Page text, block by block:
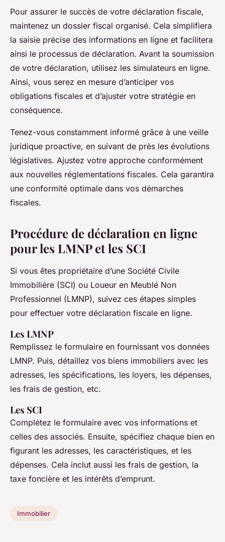
Pour assurer le succès de votre déclaration fiscale,
maintenez un dossier fiscal organisé. Cela simplifiera
la saisie précise des informations en ligne et facilitera
ainsi le processus de déclaration. Avant la soumission
de votre déclaration, utilisez les simulateurs en ligne.
Ainsi, vous serez en mesure d’anticiper vos
obligations fiscales et d’ajuster votre stratégie en
conséquence.
Tenez-vous constamment informé grâce à une veille
juridique proactive, en suivant de près les évolutions
législatives. Ajustez votre approche conformément
aux nouvelles réglementations fiscales. Cela garantira
une conformité optimale dans vos démarches
fiscales.
Procédure de déclaration en ligne
pour les LMNP et les SCI
Si vous êtes propriétaire d’une Société Civile
Immobilière (SCI) ou Loueur en Meublé Non
Professionnel (LMNP), suivez ces étapes simples
pour effectuer votre déclaration fiscale en ligne.
Les LMNP
Remplissez le formulaire en fournissant vos données
LMNP. Puis, détaillez vos biens immobiliers avec les
adresses, les spécifications, les loyers, les dépenses,
les frais de gestion, etc.
Les SCI
Complétez le formulaire avec vos informations et
celles des associés. Ensuite, spécifiez chaque bien en
figurant les adresses, les caractéristiques, et les
dépenses. Cela inclut aussi les frais de gestion, la
taxe foncière et les intérêts d’emprunt.
Immobilier